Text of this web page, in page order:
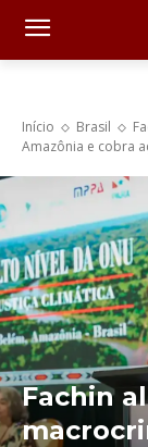
Início Brasil
Amazônia e cobra
Fachin